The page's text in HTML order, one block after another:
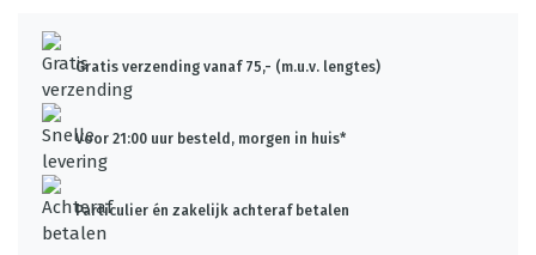
Gratis verzending vanaf 75,- (m.u.v. lengtes)
Voor 21:00 uur besteld, morgen in huis*
Particulier én zakelijk achteraf betalen